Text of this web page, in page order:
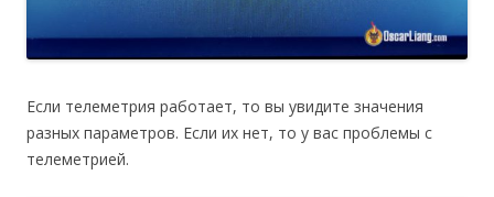
Если телеметрия работает, то вы увидите значения
разных параметров. Если их нет, то у вас проблемы с
телеметрией.